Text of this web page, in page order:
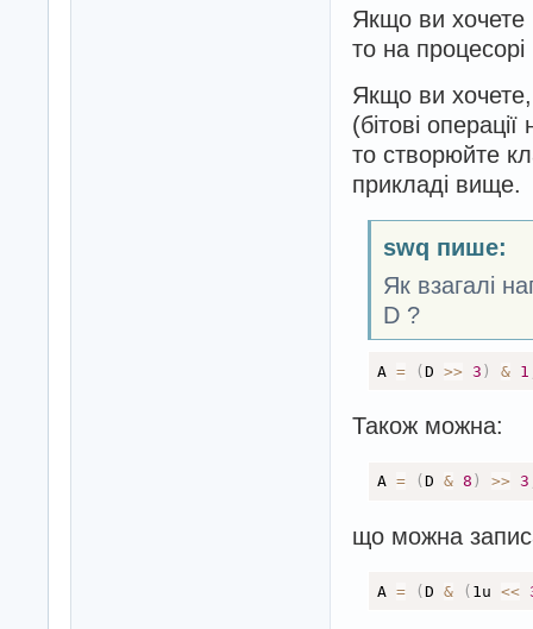
Якщо ви
то на
Якщо ви
(бітові
то створюйте
прикладі вище.
swq пише:
Як взагалі
D ?
A = ( D >> 3 ) & 1
Також можна:
A = ( D & 8 ) >> 3
що можна
A = ( D & ( 1u <<